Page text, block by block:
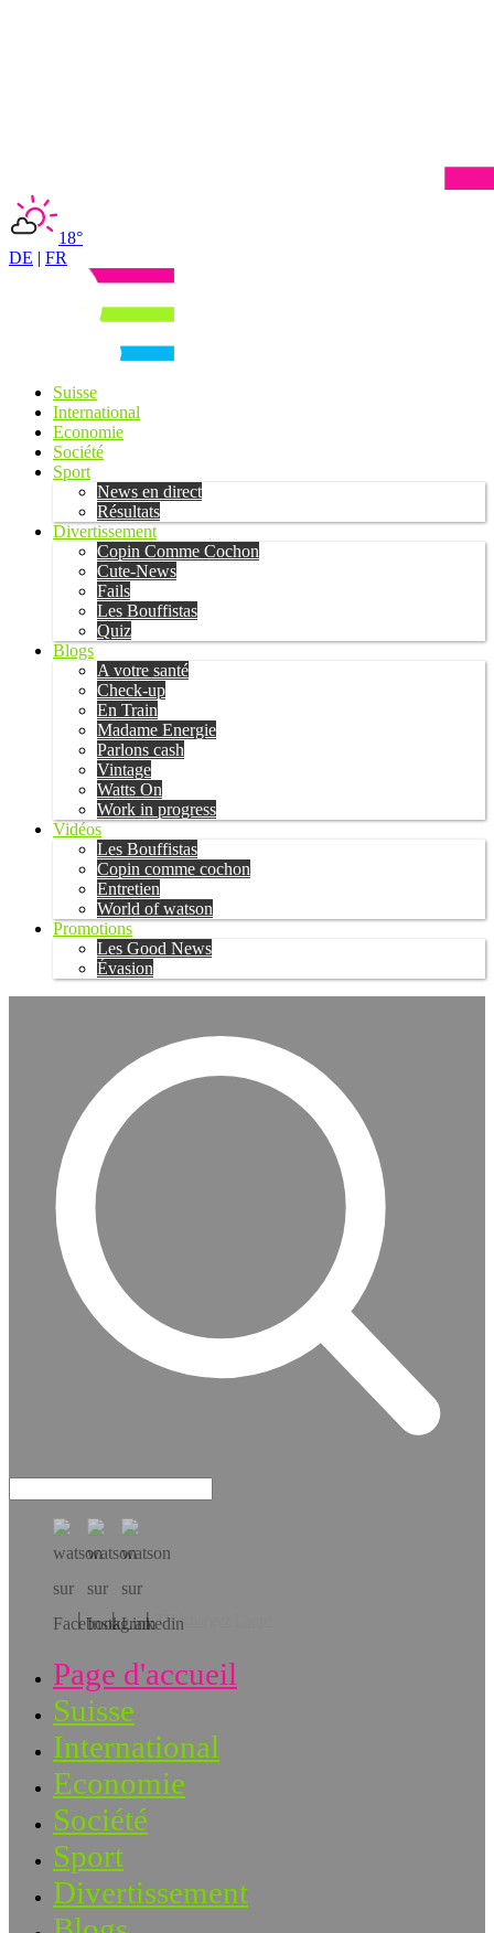
18°
DE | FR
Suisse
International
Economie
Société
Sport
News en direct
Résultats
Divertissement
Copin Comme Cochon
Cute-News
Fails
Les Bouffistas
Quiz
Blogs
A votre santé
Check-up
En Train
Madame Energie
Parlons cash
Vintage
Watts On
Work in progress
Vidéos
Les Bouffistas
Copin comme cochon
Entretien
World of watson
Promotions
Les Good News
Évasion
Téléchargez l’app!
Page d'accueil
Suisse
International
Economie
Société
Sport
Divertissement